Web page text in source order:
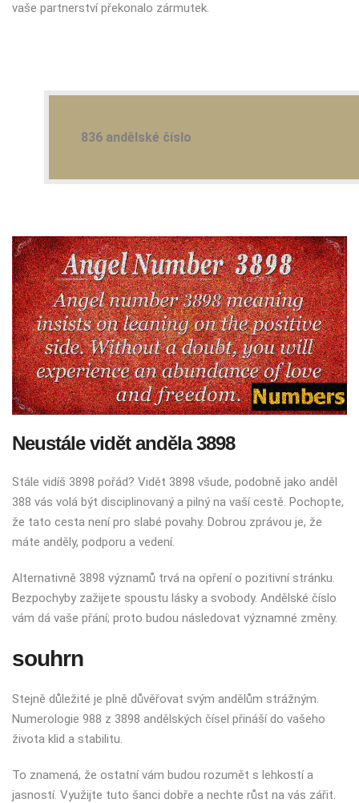
vaše partnerství překonalo zármutek.
836 andělské číslo
Neustále vidět anděla 3898
Stále vidíš 3898 pořád? Vidět 3898 všude, podobně jako anděl
388 vás volá být disciplinovaný a pilný na vaší cestě. Pochopte,
že tato cesta není pro slabé povahy. Dobrou zprávou je, že
máte anděly, podporu a vedení.
Alternativně 3898 významů trvá na opření o pozitivní stránku.
Bezpochyby zažijete spoustu lásky a svobody. Andělské číslo
vám dá vaše přání; proto budou následovat významné změny.
souhrn
Stejně důležité je plně důvěřovat svým andělům strážným.
Numerologie 988 z 3898 andělských čísel přináší do vašeho
života klid a stabilitu.
To znamená, že ostatní vám budou rozumět s lehkostí a
jasností. Využijte tuto šanci dobře a nechte růst na vás zářit.